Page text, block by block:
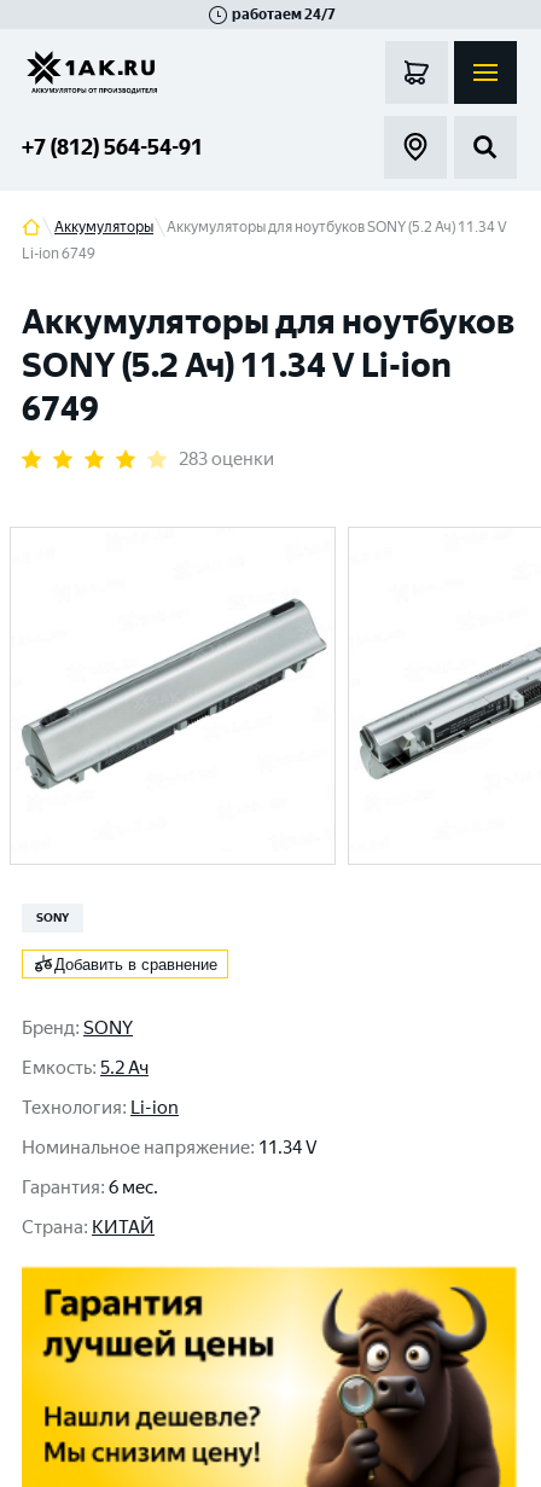
работаем 24/7
+7 (812) 564-54-91
Аккумуляторы
Аккумуляторы для ноутбуков SONY (5.2 Ач) 11.34 V
Li-ion 6749
Аккумуляторы для ноутбуков
SONY (5.2 Ач) 11.34 V Li-ion
6749
283 оценки
SONY
Добавить в сравнение
Бренд: SONY
Емкость: 5.2 Ач
Технология: Li-ion
Номинальное напряжение: 11.34 V
Гарантия: 6 мес.
Cтрана: КИТАЙ
Гатчина